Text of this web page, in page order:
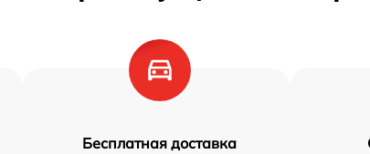
Бесплатная доставка